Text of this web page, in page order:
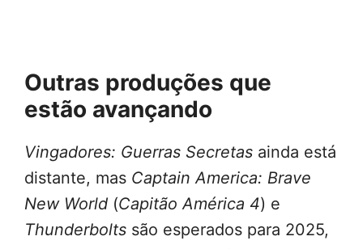
Outras produções que
estão avançando
Vingadores: Guerras Secretas ainda está
distante, mas Captain America: Brave
New World (Capitão América 4) e
Thunderbolts são esperados para 2025,